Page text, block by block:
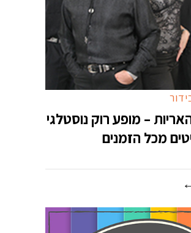
– מופע רוק נוסטלגי
מכל הזמנים